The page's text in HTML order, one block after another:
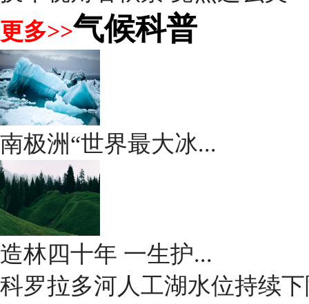
更多>>气候科普
南极洲“世界最大冰...
造林四十年 一生护...
科罗拉多河人工湖水位持续